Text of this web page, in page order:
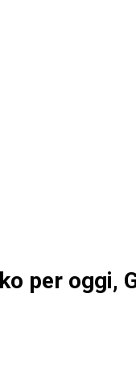
per oggi,